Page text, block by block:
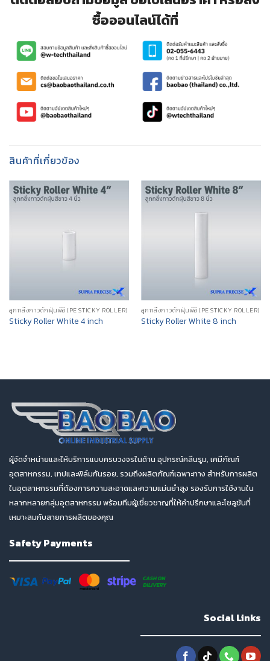
ซื้อออนไลน์ได้ที่
สินค้าที่เกี่ยวข้อง
ลูกกลิ้งกาวดักฝุ่นพีอี (PE STICKY ROLLER)
Sticky Roller White 4 inch
ลูกกลิ้งกาวดักฝุ่นพีอี (PE STICKY ROLLER)
Sticky Roller White 8 inch
ผู้จัดจำหน่ายและให้บริการแบบครบวงจรในด้าน อุปกรณ์คลีนรูม, เคมีภัณฑ์
อุตสาหกรรม, เทปและฟิล์มกันรอย, รวมถึงผลิตภัณฑ์เฉพาะทาง สำหรับการผลิต
ในอุตสาหกรรมที่ต้องการความสะอาดและความแม่นยำสูง รองรับการใช้งานใน
หลากหลายกลุ่มอุตสาหกรรม พร้อมทีมผู้เชี่ยวชาญที่ให้คำปรึกษาและโซลูชันที่
เหมาะสมกับสายการผลิตของคุณ
Safety Payments
Social Links